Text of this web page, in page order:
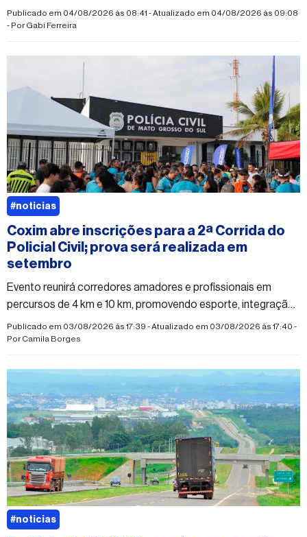
veículo
Publicado em 04/08/2026 às 08:41 - Atualizado em 04/08/2026 às 09:08
- PorGabi Ferreira
Coxim abre inscrições para a 2ª Corrida do
Policial Civil; prova será realizada em
setembro
Evento reunirá corredores amadores e profissionais em
percursos de 4 km e 10 km, promovendo esporte, integração
e qualidade de vida
Publicado em 03/08/2026 às 17:39 - Atualizado em 03/08/2026 às 17:40 -
PorCamila Borges
#noticias
#noticias